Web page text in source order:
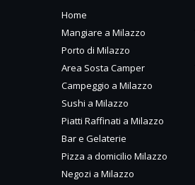
Home
Mangiare a Milazzo
Porto di Milazzo
Area Sosta Camper
Campeggio a Milazzo
Sushi a Milazzo
Piatti Raffinati a Milazzo
Bar e Gelaterie
Pizza a domicilio Milazzo
Negozi a Milazzo